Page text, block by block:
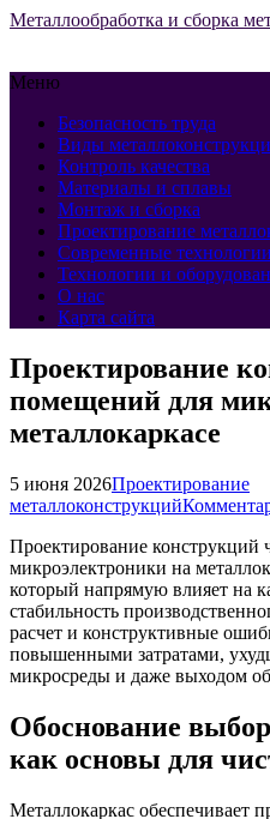
Металлообработка и сборка
Меню
Безопасность труда
Виды
Контроль качества
Материалы и сплавы
Монтаж и сборка
Проектирование
Современные технологии
Технологии и
О нас
Карта сайта
Проектирование
помещений для
металлокаркасе
5 июня 2026Проектирование
металлоконструкций
Проектирование
микроэлектроники на
который напрямую влияет на
стабильность
расчет и конструктивные
повышенными затратами,
микросреды и даже выходом
Обоснование
как основы для
Металлокаркас обеспечивает